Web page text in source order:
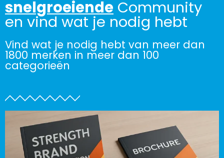
snelgroeiende Community
en vind wat je nodig hebt
Vind wat je nodig hebt van meer dan
1800 merken in meer dan 100
categorieën